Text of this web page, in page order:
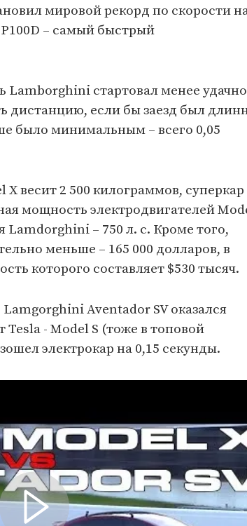
мировой рекорд по скорости
– самый быстрый
Lamborghini стартовал менее
дистанцию, если бы заезд был
было минимальным – всего 0,05
весит 2 500 килограммов, суперкар
мощность электродвигателей
Lamdorghini – 750 л. с. Кроме того,
меньше – 165 000 долларов, в
которого составляет $530 тысяч.
Aventador SV оказался
Tesla - Model S (тоже в топовой
электрокар на 0,15 секунды.